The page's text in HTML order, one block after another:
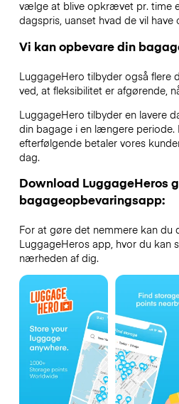
vælge at blive opkrævet pr. time
dagspris, uanset hvad de vil have
Vi kan opbevare din
LuggageHero tilbyder også flere
ved, at fleksibilitet er afgørende,
LuggageHero tilbyder en lavere
din bagage i en længere periode.
efterfølgende betaler vores
dag.
Download LuggageHeros
bagageopbevaringsapp:
For at gøre det nemmere kan du
LuggageHeros app, hvor du kan
nærheden af dig.